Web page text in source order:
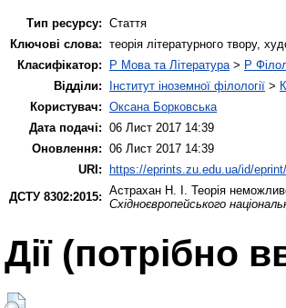
Тип ресурсу: Стаття
Ключові слова: теорія літературного твору,
Класифікатор:
P Мова та Література > P
Відділи:
Інститут іноземної філології >
Користувач: Оксана Борковська
Дата подачі: 06 Лист 2017 14:39
Оновлення: 06 Лист 2017 14:39
URI: https://eprints.zu.edu.ua/id/
ДСТУ 8302:2015: Астрахан Н. І. Теорія
Східноєвропейського
Дії ​​(потрібно